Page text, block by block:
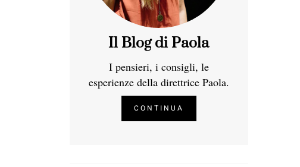
Il Blog di Paola
I pensieri, i consigli, le
esperienze della direttrice Paola.
CONTINUA